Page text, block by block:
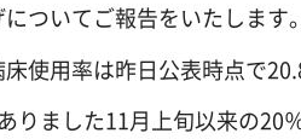
ついてご報告をいたします。
使用率は昨日公表時点で
りました11月上旬以来の20